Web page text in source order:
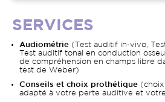
SERVICES
Audiométrie (Test auditif in-vivo,
Test auditif tonal en conduction
de compréhension en champs libre
test de Weber)
Conseils et choix prothétique (choix
adapté à votre perte auditive et